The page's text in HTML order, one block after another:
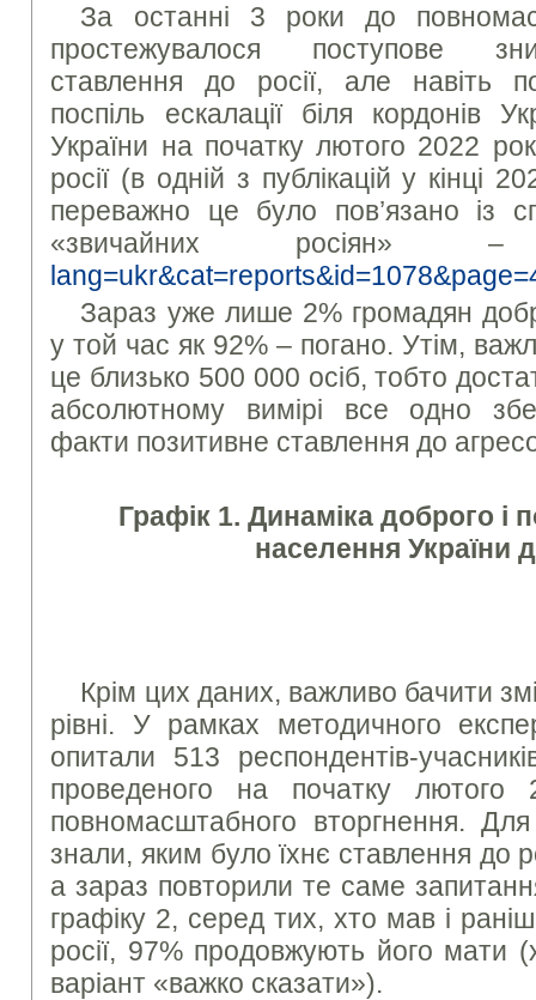
За останні 3 роки до
простежувалося поступове
ставлення до росії, але навіть
поспіль ескалації біля кордонів
України на початку лютого 2022
росії (в одній з публікацій у кінці
переважно це було пов’язано із
«звичайних
Зараз уже лише 2% громадян
у той час як 92% – погано. Утім,
це близько 500 000 осіб, тобто
абсолютному вимірі все одно
факти позитивне ставлення до
Графік 1. Динаміка доброго і
населення України
Крім цих даних, важливо бачити
рівні. У рамках методичного
опитали 513 респондентів-
проведеного на початку
повномасштабного вторгнення.
знали, яким було їхнє ставлення до
а зараз повторили те саме
графіку 2, серед тих, хто мав і
росії, 97% продовжують його мати
варіант «важко сказати»).